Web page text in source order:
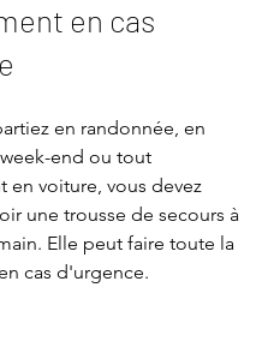
en cas
en randonnée, en
end ou tout
en voiture, vous devez
une trousse de secours à
Elle peut faire toute la
cas d'urgence.